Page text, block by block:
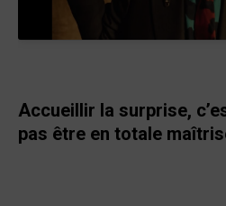
Accueillir la surprise,
pas être en totale